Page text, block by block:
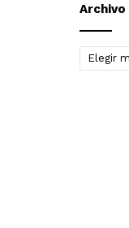
Archivo
Archivo